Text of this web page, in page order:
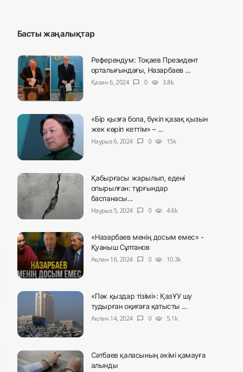
Басты жаңалықтар
Референдум: Тоқаев Президент
орталығындағы, Назарбаев ...
Қазан 6, 2024 chat_bubble 0 visibility 3.8k
«Бір қызға бола, бүкіл қазақ қызын
жек көріп кеттім» – ...
Наурыз 6, 2024
chat_bubble 0 visibility 15k
Қабырғасы жарылып, едені
опырылған: тұрғындар
баспанасы...
Наурыз 5, 2024
chat_bubble 0 visibility 4.6k
«Назарбаев менің досым емес» -
Қуаныш Сұлтанов
Ақпан 16, 2024
chat_bubble 0 visibility 10.3k
«Пәк қыздар тізімі»: ҚазҰУ шу
тудырған оқиғаға қатысты ...
Ақпан 14, 2024
chat_bubble 0 visibility 5.1k
Сәтбаев қаласының әкімі қамауға
алынды